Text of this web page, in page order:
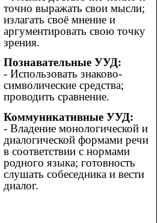
точно выражать свои мысли;
излагать своё мнение и
аргументировать свою точку
зрения.
Познавательные УУД:
- Использовать знаково-
символические средства;
проводить сравнение.
Коммуникативные УУД:
- Владение монологической и
диалогической формами речи
в соответствии с нормами
родного языка; готовность
слушать собеседника и вести
диалог.